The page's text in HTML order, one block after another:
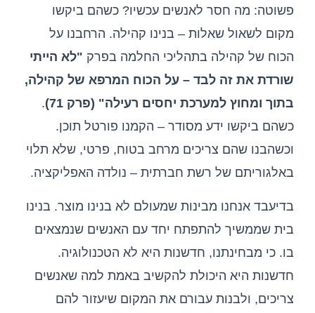
פשוטה: מה חסר לאנשים עכשיו? כשהם ביקשו
מקום לשאול שאלות – בנינו קהילה. הרחבנו על
הכוח של קהילה בתהליכי החלמה בפרק "לא הייתי
שורדת את זה לבד – על הכוח המרפא של קהילה,
בתוך ומחוץ למערכת יחסים רעילה" (פרק 71)
.
כשהם ביקשו ידע מסודר – הקמנו פורטל תוכן.
וכשהבנו שהם צריכים מרחב בטוח, פרטי, שלא תלוי
באלגוריתם של רשת חברתית – נולדה האפליקציה.
בדיעבד אנחנו מבינות שמעולם לא בנינו מוצר. בנינו
בית שממשיך להתפתח יחד עם האנשים שנמצאים
בו. כי מבחינתנו, חדשנות היא לא הטכנולוגיה.
חדשנות היא היכולת להקשיב באמת למה שאנשים
צריכים, ולבנות עבורם את המקום שיעזור להם